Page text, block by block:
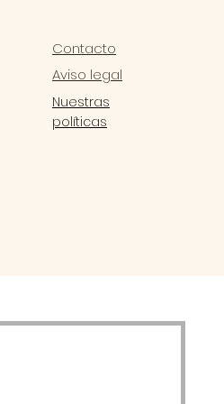
Contacto
Aviso legal
Nuestras
políticas